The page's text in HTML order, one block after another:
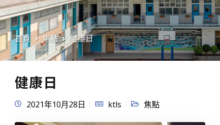
首頁 焦點 健康日
健康日
2021年10月28日 ktls 焦點